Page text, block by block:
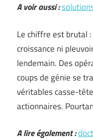
A voir aussi :
Le chiffre est brutal
croissance ni
lendemain. Des
coups de génie se
véritables casse-
actionnaires.
A lire également :